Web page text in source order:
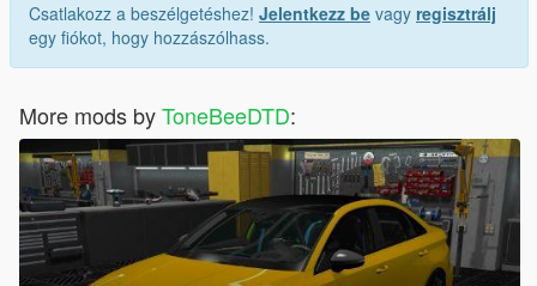
Csatlakozz a beszélgetéshez! Jelentkezz be vagy regisztrálj
egy fiókot, hogy hozzászólhass.
More mods byToneBeeDTD: